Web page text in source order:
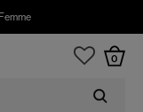
Femme
0